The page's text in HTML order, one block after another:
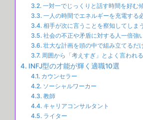
一対一でじっくりと話す時間を好む
一人の時間でエネルギーを充電する
相手が次に言うことを察知してしま
社会の不正や矛盾に対する人一倍強
壮大な計画を頭の中で組み立てるだ
周囲から「考えすぎ」とよく言われ
INFJ型の才能が輝く適職10選
カウンセラー
ソーシャルワーカー
教師
キャリアコンサルタント
ライター